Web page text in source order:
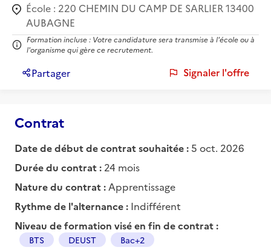
École : 220 CHEMIN DU CAMP DE SARLIER 13400
AUBAGNE
Formation incluse : Votre candidature sera transmise à l'école ou à
l'organisme qui gère ce recrutement.
Partager Signaler l'offre
Contrat
Date de début de contrat souhaitée : 5 oct. 2026
Durée du contrat : 24 mois
Nature du contrat : Apprentissage
Rythme de l'alternance : Indifférent
Niveau de formation visé en fin de contrat :
BTS DEUST Bac+2